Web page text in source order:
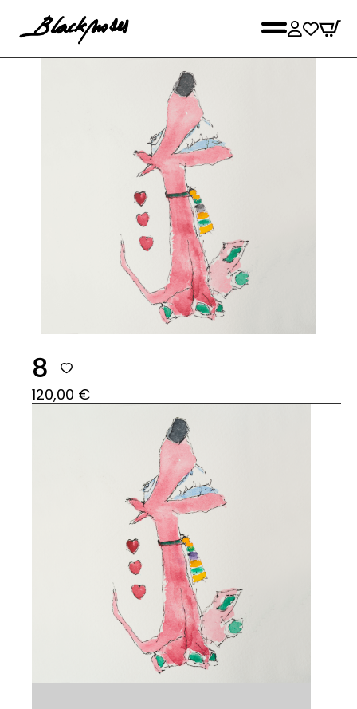
8
120,00 €